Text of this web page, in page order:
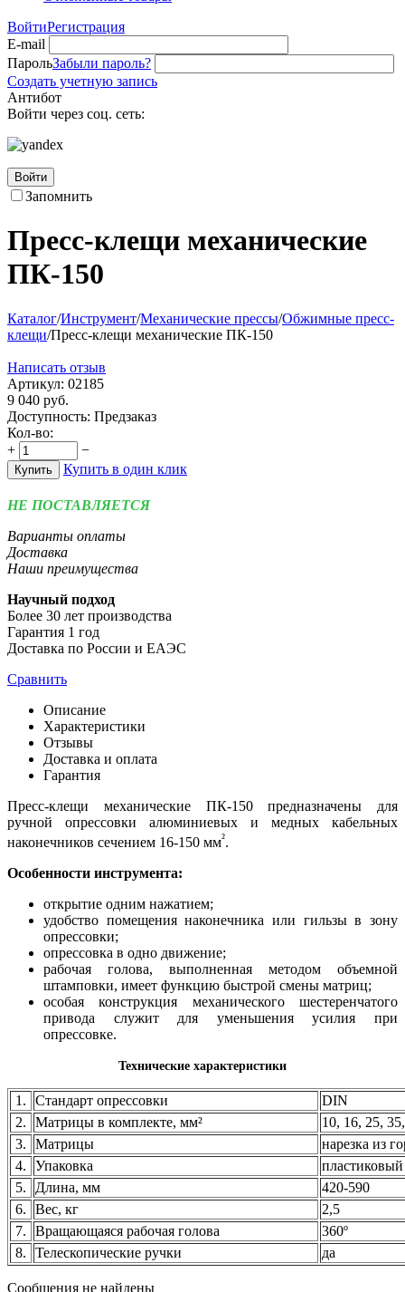
ВойтиРегистрация
E-mail
ПарольЗабыли пароль?
Создать учетную запись
Антибот
Войти через соц. сеть:
Войти
Запомнить
Пресс-клещи механические
ПК-150
Каталог/Инструмент/Механические прессы/Обжимные пресс-
клещи/Пресс-клещи механические ПК-150
Написать отзыв
Артикул: 02185
9 040 руб.
Доступность: Предзаказ
Кол-во:
+
−
Купить Купить в один клик
НЕ ПОСТАВЛЯЕТСЯ
Варианты оплаты
Доставка
Наши преимущества
Научный подход
Более 30 лет производства
Гарантия 1 год
Доставка по России и ЕАЭС
Сравнить
Описание
Характеристики
Отзывы
Доставка и оплата
Гарантия
Пресс-клещи механические ПК-150 предназначены для
ручной опрессовки алюминиевых и медных кабельных
наконечников сечением 16-150 мм².
Особенности инструмента:
открытие одним нажатием;
удобство помещения наконечника или гильзы в зону
опрессовки;
опрессовка в одно движение;
рабочая голова, выполненная методом объемной
штамповки, имеет функцию быстрой смены матриц;
особая конструкция механического шестеренчатого
привода служит для уменьшения усилия при
опрессовке.
Технические характеристики
1. Стандарт опрессовки
DIN
2.
Матрицы в комплекте, мм²
10, 16, 25,
3.
Матрицы
нарезка из
4.
Упаковка
5.
Длина, мм
420-590
6.
Вес, кг
2,5
7.
Вращающаяся рабочая голова
360º
8.
Телескопические ручки да
Сообщения не найдены